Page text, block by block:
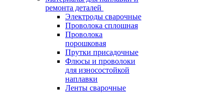
ремонта деталей
Электроды сварочные
Проволока сплошная
Проволока
порошковая
Прутки присадочные
Флюсы и проволоки
для износостойкой
наплавки
Ленты сварочные